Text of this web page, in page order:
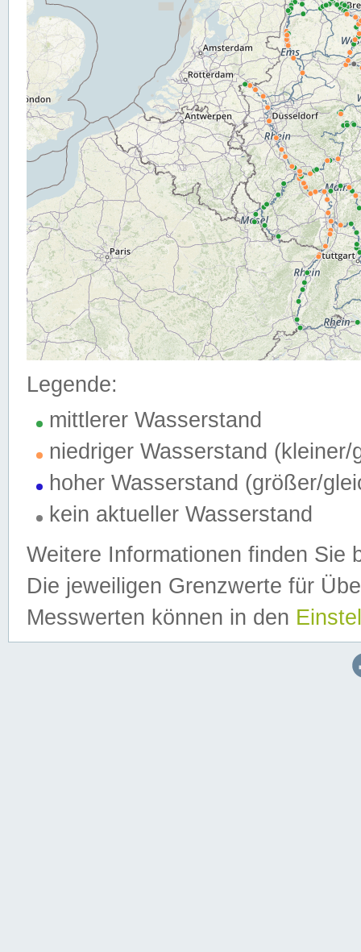
Legende:
mittlerer Wasserstand
niedriger Wasserstand (kleiner/
hoher Wasserstand (größer/
kein aktueller Wasserstand
Weitere Informationen finden Sie
Die jeweiligen Grenzwerte für
Messwerten können in den